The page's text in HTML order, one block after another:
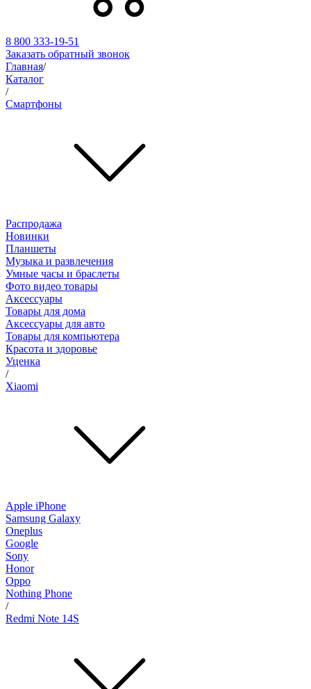
8 800 333-19-51
Заказать обратный звонок
Главная/
Каталог
/
Смартфоны
Распродажа
Новинки
Планшеты
Музыка и развлечения
Умные часы и браслеты
Фото видео товары
Аксессуары
Товары для дома
Аксессуары для авто
Товары для компьютера
Красота и здоровье
Уценка
/
Xiaomi
Apple iPhone
Samsung Galaxy
Oneplus
Google
Sony
Honor
Oppo
Nothing Phone
/
Redmi Note 14S